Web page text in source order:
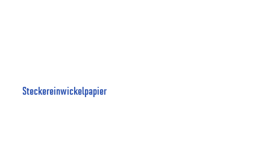
Steckereinwickelpapier